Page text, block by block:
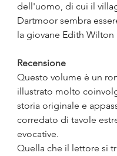
dell'uomo, di cui il
Dartmoor sembra
la giovane Edith Wilton
Recensione
Questo volume è un
illustrato molto
storia originale e
corredato di tavole
evocative.
Quella che il lettore si